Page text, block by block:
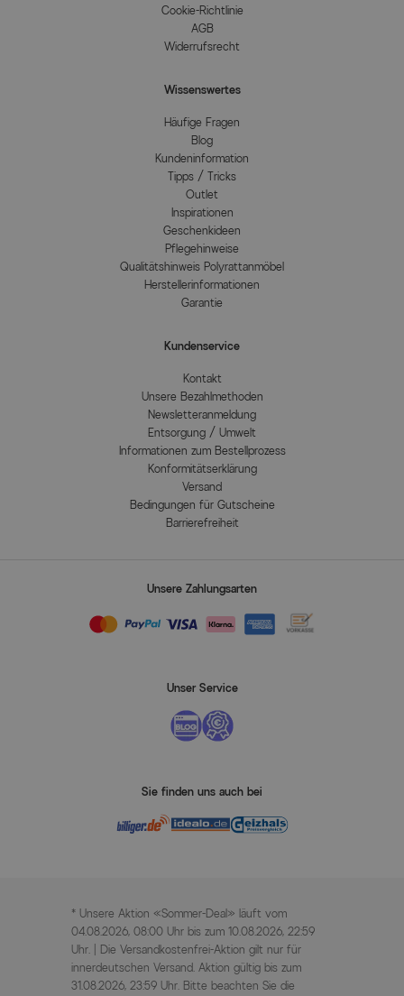
Cookie-Richtlinie
AGB
Widerrufsrecht
Wissenswertes
Häufige Fragen
Blog
Kundeninformation
Tipps / Tricks
Outlet
Inspirationen
Geschenkideen
Pflegehinweise
Qualitätshinweis Polyrattanmöbel
Herstellerinformationen
Garantie
Kundenservice
Kontakt
Unsere Bezahlmethoden
Newsletteranmeldung
Entsorgung / Umwelt
Informationen zum Bestellprozess
Konformitätserklärung
Versand
Bedingungen für Gutscheine
Barrierefreiheit
Unsere Zahlungsarten
Unser Service
Sie finden uns auch bei
* Unsere Aktion «Sommer-Deal» läuft vom
04.08.2026, 08:00 Uhr bis zum 10.08.2026, 22:59
Uhr. | Die Versandkostenfrei-Aktion gilt nur für
innerdeutschen Versand. Aktion gültig bis zum
31.08.2026, 23:59 Uhr. Bitte beachten Sie die